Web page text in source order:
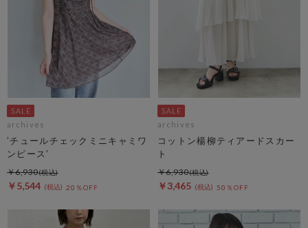
archives
’チュールチェックミニキャミワ
ンピース’
￥5,544 20％OFF
￥6,930
archives
コットン楊柳ティアードスカー
ト
￥3,465 50％OFF
￥6,930